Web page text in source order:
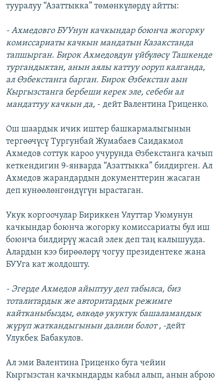
тууралуу “Азаттыкка” төмөнкүлөрдү айтты:
- Ахмедовго БУУнун качкындар боюнча жогорку
комиссариаты качкын мандатын Казакстанда
тапшырган. Бирок Ахмедовдун үйбүлөсү Ташкенде
тургандыктан, анын аялы каттуу ооруп калганда,
ал Өзбекстанга барган. Бирок Өзбекстан аын
Кыргызстанга бербеши керек эле, себеби ал
мандаттуу качкын да, - дейт Валентина Гриценко.
Ош шаардык ичик иштер башкармалыгынын
тергөөчүсү Тургунбай Жумабаев Саидакмол
Ахмедов соттук кароо учурунда Өзбекстанга качып
кеткендигин 9-январда “Азаттыкка” билдирген. Ал
Ахмедов жарандардын документтерин жасаган
деп кунөөлөнгөндүгүн ырастаган.
Укук коргоочулар Бириккен Улуттар Уюмунун
качкындар боюнча жогорку комиссариаты бул иш
боюнча билдирүү жасай элек деп таң калышууда.
Алардын кээ бирөөлөрү чогуу президентеке жана
БУУга кат жолдошту.
- Эгерде Ахмедов айыптуу деп табылса, биз
тоталитардык же авторитардык режимге
кайтканыбызды, өлкөдө укуктук башаламандык
жүрүп жаткандыгынын далили болот , -дейт
Улукбек Бабакулов.
Ал эми Валентина Гриценко буга чейин
Кыргызстан качкындарды кабыл алып, анын аброю